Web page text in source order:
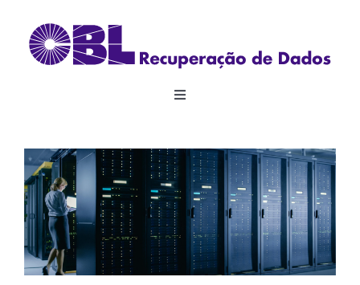
content
Toggle
Sobre
Recuperação de Dados